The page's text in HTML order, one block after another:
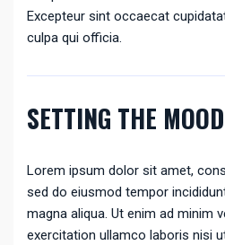
Excepteur sint occaecat
culpa qui officia.
SETTING THE
Lorem ipsum dolor sit amet,
sed do eiusmod tempor
magna aliqua. Ut enim ad minim
exercitation ullamco laboris nisi